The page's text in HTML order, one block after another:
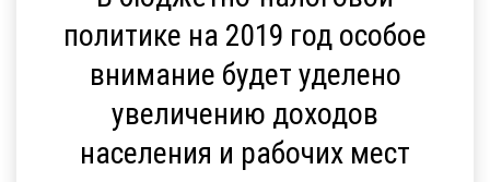
политике на 2019 год особое
внимание будет уделено
увеличению доходов
населения и рабочих мест